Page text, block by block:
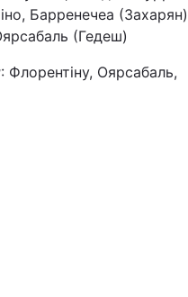
Барренечеа
(Гедеш)
: Флорентіну, Оярсабаль,